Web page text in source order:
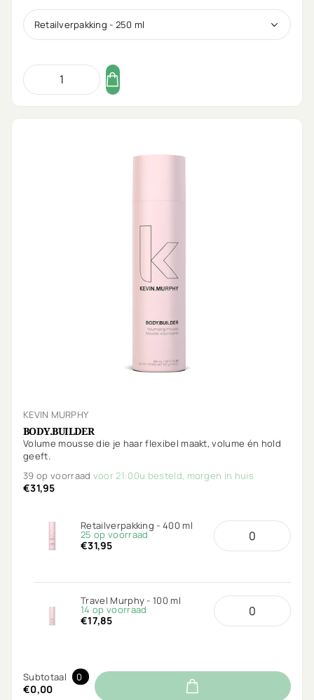
KEVIN MURPHY
BODY.BUILDER
Volume mousse die je haar flexibel maakt, volume én hold
geeft.
39 op voorraad voor 21:00u besteld, morgen in huis
€31,95
Retailverpakking - 400 ml
25 op voorraad
€31,95
Travel Murphy - 100 ml
14 op voorraad
€17,85
Subtotaal 0
€0,00